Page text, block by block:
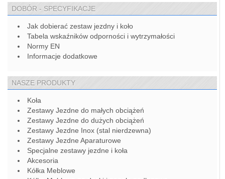
DOBÓR - SPECYFIKACJE
Jak dobierać zestaw jezdny i koło
Tabela wskaźników odporności i wytrzymałości
Normy EN
Informacje dodatkowe
NASZE PRODUKTY
Koła
Zestawy Jezdne do małych obciążeń
Zestawy Jezdne do dużych obciążeń
Zestawy Jezdne Inox (stal nierdzewna)
Zestawy Jezdne Aparaturowe
Specjalne zestawy jezdne i koła
Akcesoria
Kółka Meblowe